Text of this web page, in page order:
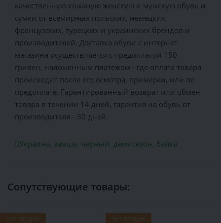
качественную кожаную женскую и мужскую обувь и
сумки от всемирных польских, немецких,
французских, турецких и украинских брендов и
производителей. Доставка обуви с интернет
магазина осуществляется c предоплатой 150
гривен, наложенным платежом - где оплата товара
происходит после его осмотра, примерки, или по
предоплате. Гарантированный возврат или обмен
товара в течении 14 дней, гарантия на обувь от
производителя - 30 дней.
Украина, замша, черный, демисезон, байка
Сопутствующие товары:
ХИТ ПРОДАЖ ХИТ ПРОДАЖ